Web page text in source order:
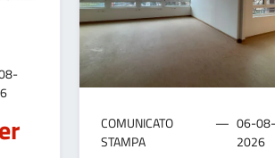
COMUNICATO
STAMPA
06-
2026